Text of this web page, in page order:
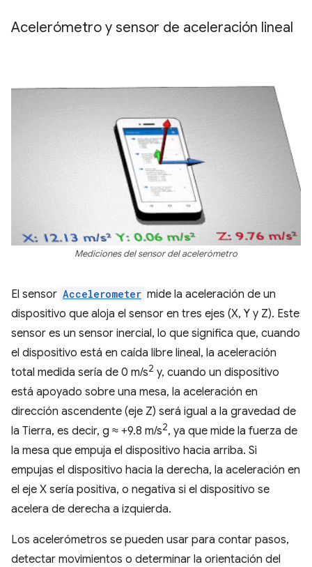
Acelerómetro y sensor de aceleración lineal
Mediciones del sensor del acelerómetro
El sensor Accelerometer mide la aceleración de un
dispositivo que aloja el sensor en tres ejes (X, Y y Z). Este
sensor es un sensor inercial, lo que significa que, cuando
el dispositivo está en caída libre lineal, la aceleración
total medida sería de 0 m/s2 y, cuando un dispositivo
está apoyado sobre una mesa, la aceleración en
dirección ascendente (eje Z) será igual a la gravedad de
la Tierra, es decir, g ≈ +9.8 m/s2, ya que mide la fuerza de
la mesa que empuja el dispositivo hacia arriba. Si
empujas el dispositivo hacia la derecha, la aceleración en
el eje X sería positiva, o negativa si el dispositivo se
acelera de derecha a izquierda.
Los acelerómetros se pueden usar para contar pasos,
detectar movimientos o determinar la orientación del